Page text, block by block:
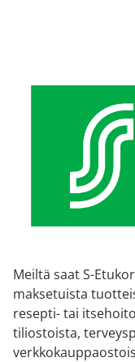
Meiltä saat S-
maksetuista
resepti- tai
tiliostoista,